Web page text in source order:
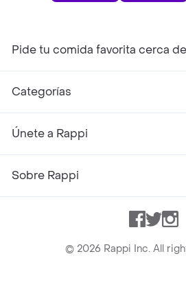
Pide tu comida favorita cerca
Categorías
Únete a Rappi
Sobre Rappi
Facebook
Twitter
© 2026 Rappi Inc. All